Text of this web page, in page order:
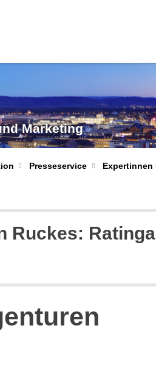
Marketing
Presseservice Expertinnen
Ruckes: